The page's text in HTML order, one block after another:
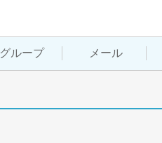
グループ メール